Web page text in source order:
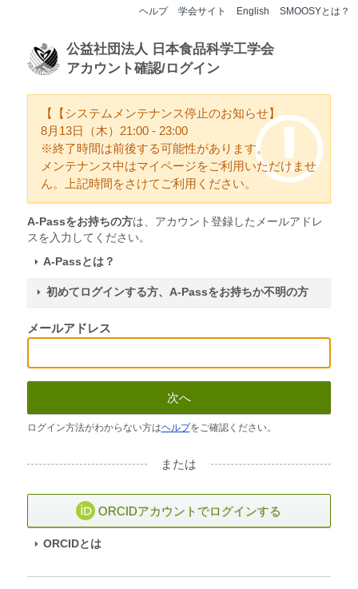
ヘルプ 学会サイト English SMOOSYとは？
公益社団法人 日本食品科学工学会
アカウント確認/ログイン
【【システムメンテナンス停止のお知らせ】
8月13日（木）21:00 - 23:00
※終了時間は前後する可能性があります。
メンテナンス中はマイページをご利用いただけませ
ん。上記時間をさけてご利用ください。
A-Passをお持ちの方は、アカウント登録したメールアドレ
スを入力してください。
A-Passとは？
初めてログインする方、A-Passをお持ちか不明の方
メールアドレス
次へ
ログイン方法がわからない方はヘルプをご確認ください。
または
ORCIDアカウントでログインする
ORCIDとは